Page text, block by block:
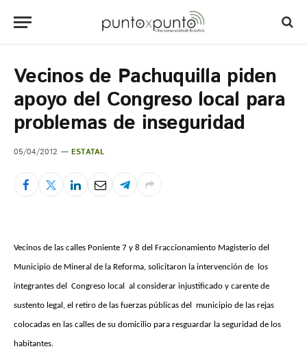
Vecinos de Pachuquilla piden
apoyo del Congreso local para
problemas de inseguridad
05/04/2012 ESTATAL
Vecinos de las calles Poniente 7 y 8 del Fraccionamiento Magisterio del
Municipio de Mineral de la Reforma, solicitaron la intervención de los
integrantes del Congreso local al considerar injustificado y carente de
sustento legal, el retiro de las fuerzas públicas del municipio de las rejas
colocadas en las calles de su domicilio para resguardar la seguridad de los
habitantes.